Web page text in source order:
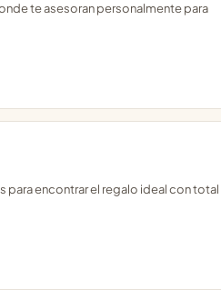
te asesoran personalmente para
para encontrar el regalo ideal con total